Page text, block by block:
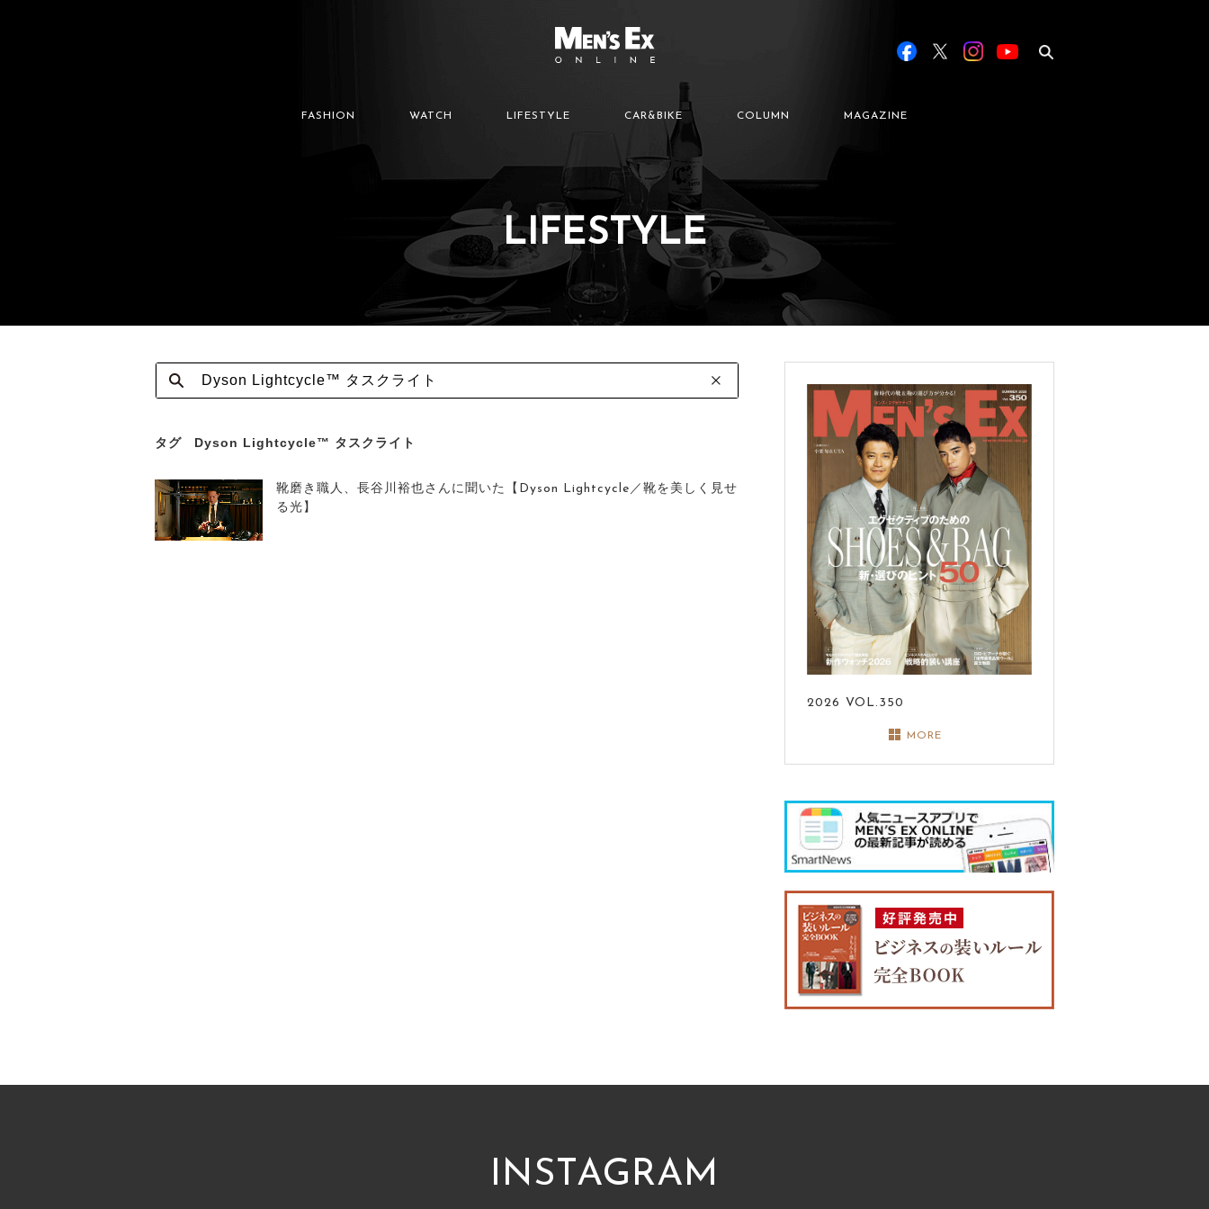
FASHION WATCH LIFESTYLE CAR&BIKE COLUMN MAGAZINE
LIFESTYLE
タグ Dyson Lightcycle™ タスクライト
靴磨き職人、長谷川裕也さんに聞いた【Dyson Lightcycle／靴を美しく見せ
る光】
2026 VOL.350
MORE
INSTAGRAM